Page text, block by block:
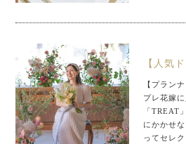
【人気
【プラン
プレ花嫁
「TREAT
にかかせ
ってセレ